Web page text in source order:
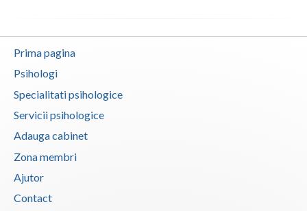
Valcea
Vaslui
Vrancea
Prima pagina
Psihologi
Specialitati psihologice
Servicii psihologice
Adauga cabinet
Zona membri
Ajutor
Contact